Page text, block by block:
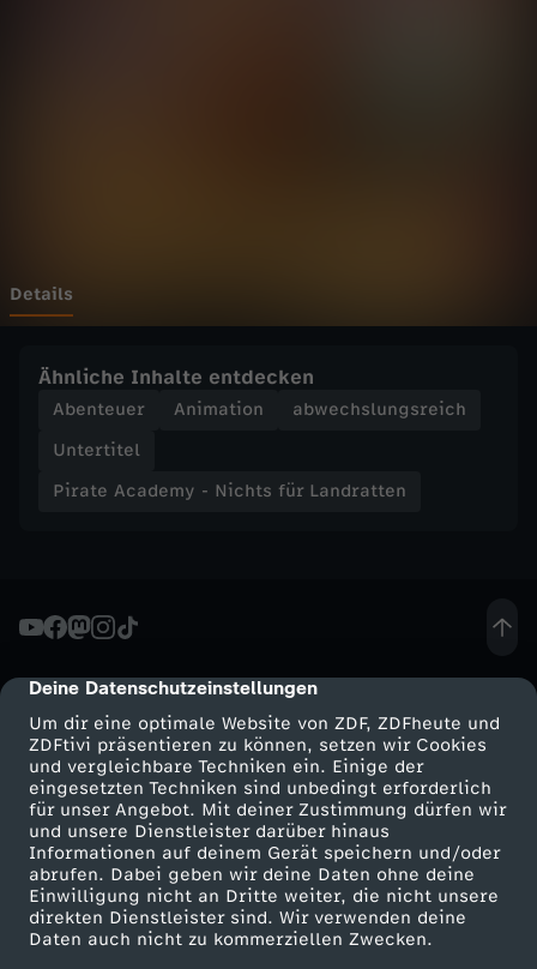
cmp-dialog-description
Deine Datenschutzeinstellungen
Um dir eine optimale Website von ZDF, ZDFheute und
ZDFtivi präsentieren zu können, setzen wir Cookies
und vergleichbare Techniken ein. Einige der
eingesetzten Techniken sind unbedingt erforderlich
für unser Angebot. Mit deiner Zustimmung dürfen wir
und unsere Dienstleister darüber hinaus
Informationen auf deinem Gerät speichern und/oder
abrufen. Dabei geben wir deine Daten ohne deine
Einwilligung nicht an Dritte weiter, die nicht unsere
direkten Dienstleister sind. Wir verwenden deine
Daten auch nicht zu kommerziellen Zwecken.
y
N
i
t
s
f
ü
r
L
Details
Ähnliche Inhalte entdecken
Abenteuer Animation
abwechslungsreich
Untertitel
Pirate Academy - Nichts für Landratten
Mehr ZDF
ZDF-Apps
Smart TV
ZDFtext
Service
ZDFmitreden
Kontakt zum ZDF
Tickets